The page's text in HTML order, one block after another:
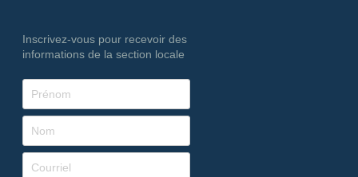
Inscrivez-vous pour recevoir des
informations de la section locale